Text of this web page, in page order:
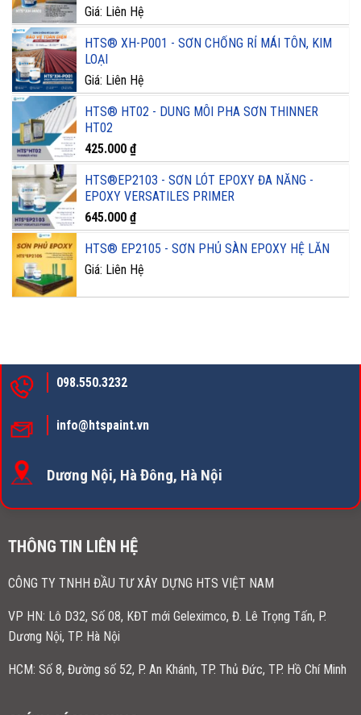
Giá: Liên Hệ
HTS® XH-P001 - SƠN CHỐNG RỈ MÁI TÔN, KIM
LOẠI
Giá: Liên Hệ
HTS® HT02 - DUNG MÔI PHA SƠN THINNER
HT02
425.000 ₫
HTS®EP2103 - SƠN LÓT EPOXY ĐA NĂNG -
EPOXY VERSATILES PRIMER
645.000 ₫
HTS® EP2105 - SƠN PHỦ SÀN EPOXY HỆ LĂN
Giá: Liên Hệ
098.550.3232
info@htspaint.vn
Dương Nội, Hà Đông, Hà Nội
THÔNG TIN LIÊN HỆ
CÔNG TY TNHH ĐẦU TƯ XÂY DỰNG HTS VIỆT NAM
VP HN: Lô D32, Số 08, KĐT mới Geleximco, Đ. Lê Trọng Tấn, P.
Dương Nội, TP. Hà Nội
HCM: Số 8, Đường số 52, P. An Khánh, TP. Thủ Đức, TP. Hồ Chí Minh